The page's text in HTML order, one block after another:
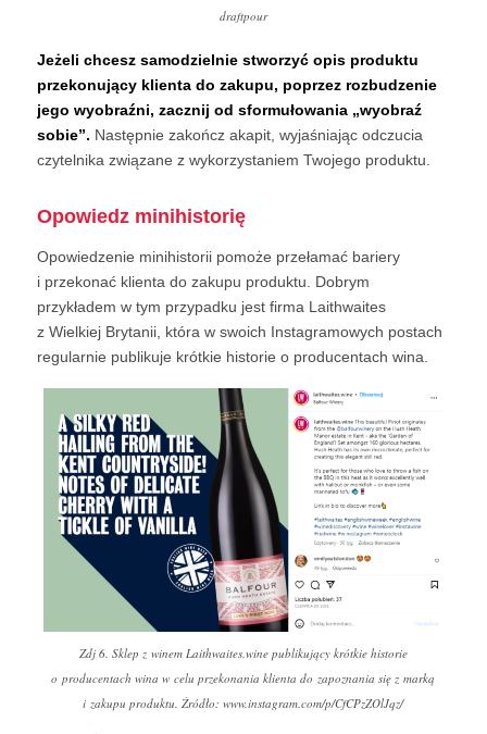
draftpour
Jeżeli chcesz samodzielnie stworzyć opis produktu
przekonujący klienta do zakupu, poprzez rozbudzenie
jego wyobraźni, zacznij od sformułowania „wyobraź
sobie”. Następnie zakończ akapit, wyjaśniając odczucia
czytelnika związane z wykorzystaniem Twojego produktu.
Opowiedz minihistorię
Opowiedzenie minihistorii pomoże przełamać bariery
i przekonać klienta do zakupu produktu. Dobrym
przykładem w tym przypadku jest firma Laithwaites
z Wielkiej Brytanii, która w swoich Instagramowych postach
regularnie publikuje krótkie historie o producentach wina.
Zdj 6. Sklep z winem Laithwaites.wine publikujący krótkie historie
o producentach wina w celu przekonania klienta do zapoznania się z marką
i zakupu produktu. Źródło: www.instagram.com/p/CfCPzZOlJqz/